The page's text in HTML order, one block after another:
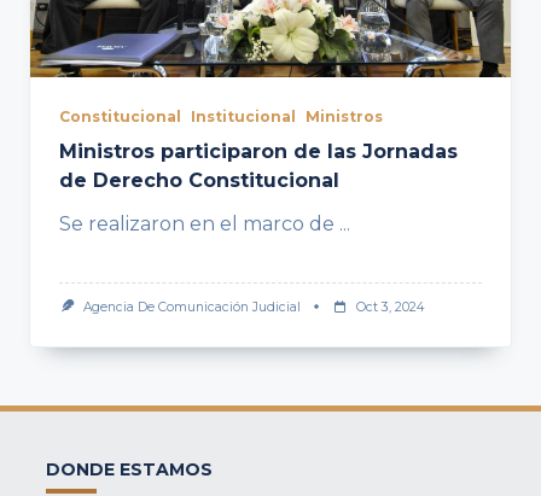
Constitucional Institucional Ministros
Ministros participaron de las Jornadas
de Derecho Constitucional
Se realizaron en el marco de ...
Agencia De Comunicación Judicial Oct 3, 2024
DONDE ESTAMOS